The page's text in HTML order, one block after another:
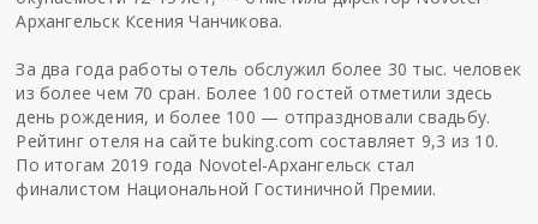
Архангельск Ксения Чанчикова.
За два года работы отель обслужил более 30 тыс. человек
из более чем 70 сран. Более 100 гостей отметили здесь
день рождения, и более 100 — отпраздновали свадьбу.
Рейтинг отеля на сайте buking.com составляет 9,3 из 10.
По итогам 2019 года Novotel-Архангельск стал
финалистом Национальной Гостиничной Премии.